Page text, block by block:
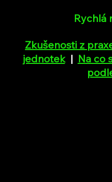
Rychlá
Zkušenosti z
jednotek
  |
Na co